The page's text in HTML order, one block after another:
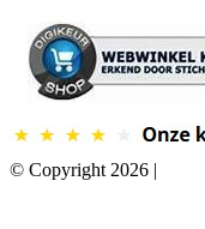
© Copyright 2026 |